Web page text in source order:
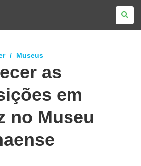
Museus
as
em
no Museu